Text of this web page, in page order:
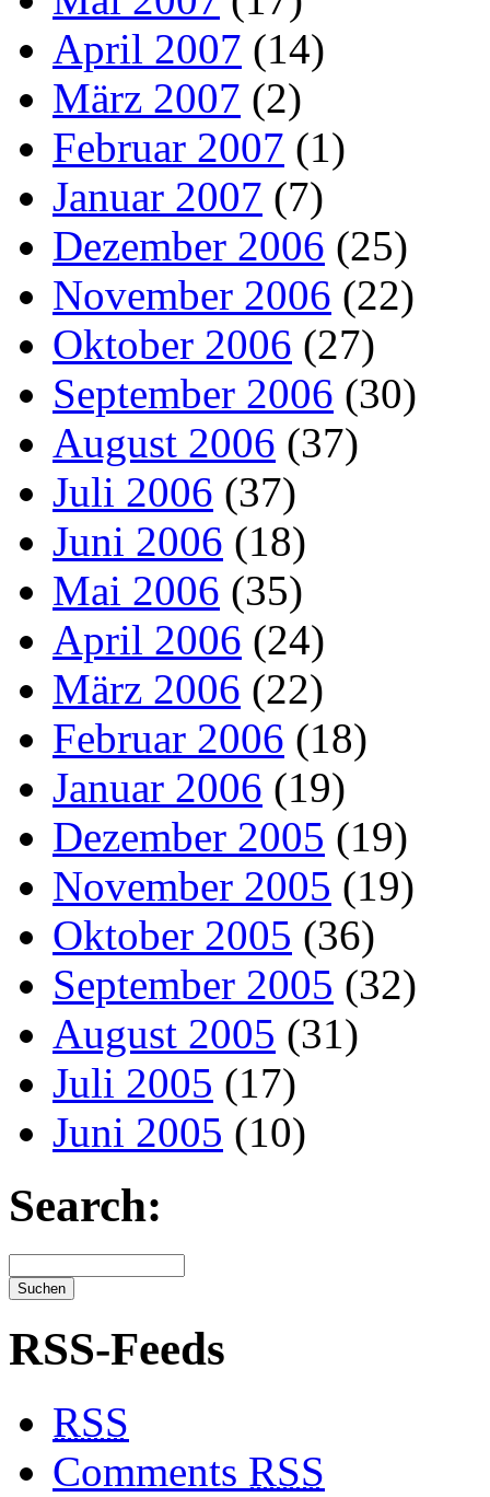
April 2007 (14)
März 2007 (2)
Februar 2007 (1)
Januar 2007 (7)
Dezember 2006 (25)
November 2006 (22)
Oktober 2006 (27)
September 2006 (30)
August 2006 (37)
Juli 2006 (37)
Juni 2006 (18)
Mai 2006 (35)
April 2006 (24)
März 2006 (22)
Februar 2006 (18)
Januar 2006 (19)
Dezember 2005 (19)
November 2005 (19)
Oktober 2005 (36)
September 2005 (32)
August 2005 (31)
Juli 2005 (17)
Juni 2005 (10)
Search:
RSS-Feeds
RSS
Comments RSS